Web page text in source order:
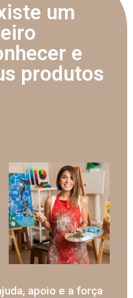
um
e
produtos
apoio e a força